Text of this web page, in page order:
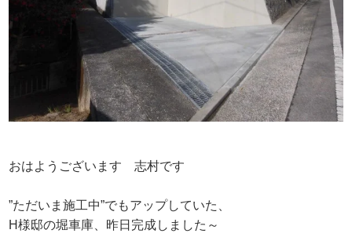
おはようございます 志村です
”ただいま施工中”でもアップしていた、
H様邸の堀車庫、昨日完成しました～